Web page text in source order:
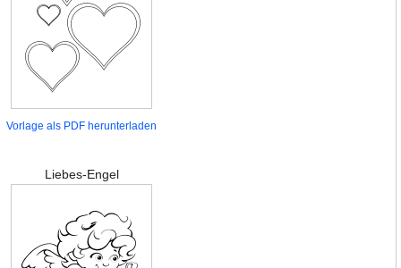
Vorlage als PDF herunterladen
Liebes-Engel